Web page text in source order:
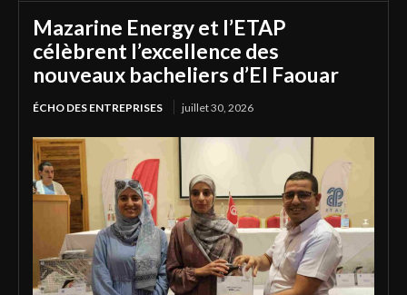
Mazarine Energy et l’ETAP
célèbrent l’excellence des
nouveaux bacheliers d’El Faouar
ÉCHO DES ENTREPRISES juillet 30, 2026